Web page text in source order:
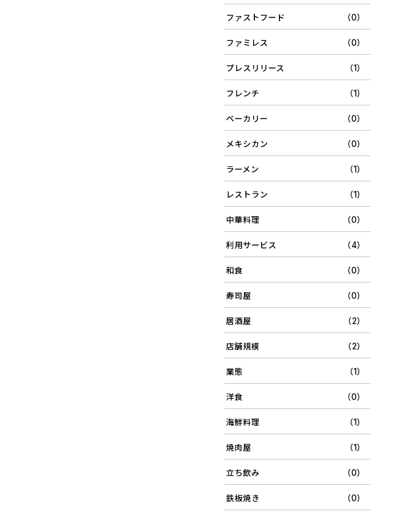
ファストフード （0）
ファミレス （0）
プレスリリース （1）
フレンチ （1）
ベーカリー （0）
メキシカン （0）
ラーメン （1）
レストラン （1）
中華料理 （0）
利用サービス （4）
和食 （0）
寿司屋 （0）
居酒屋 （2）
店舗規模 （2）
業態 （1）
洋食 （0）
海鮮料理 （1）
焼肉屋 （1）
立ち飲み （0）
鉄板焼き （0）